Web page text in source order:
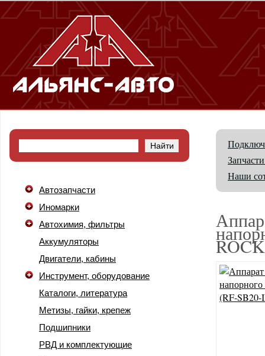
Автозапчасти
Иномарки
Автохимия, фильтры
Аккумуляторы
Двигатели, кабины
Инструмент, оборудование
Каталоги, литература
Метизы, гайки, крепеж
Подшипники
РВД и комплектующие
Наши